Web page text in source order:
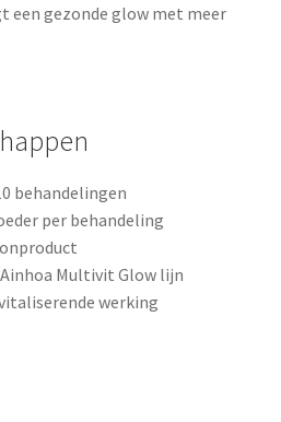
een gezonde glow met meer
behandelingen
per behandeling
Multivit Glow lijn
werking